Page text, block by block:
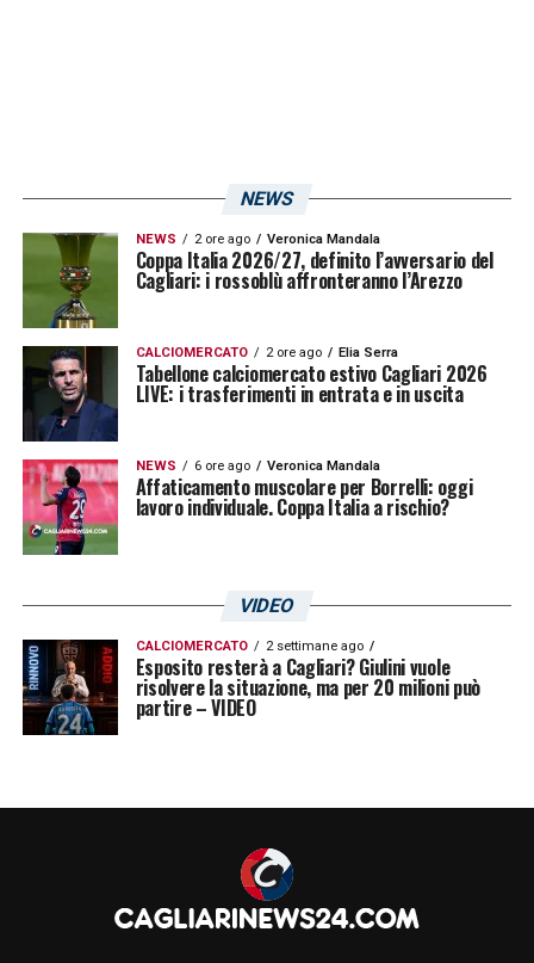
NEWS
NEWS 2 ore ago Veronica Mandala
Coppa Italia 2026/27, definito l’avversario del
Cagliari: i rossoblù affronteranno l’Arezzo
CALCIOMERCATO 2 ore ago Elia Serra
Tabellone calciomercato estivo Cagliari 2026
LIVE: i trasferimenti in entrata e in uscita
NEWS 6 ore ago Veronica Mandala
Affaticamento muscolare per Borrelli: oggi
lavoro individuale. Coppa Italia a rischio?
VIDEO
CALCIOMERCATO 2 settimane ago
Esposito resterà a Cagliari? Giulini vuole
risolvere la situazione, ma per 20 milioni può
partire – VIDEO